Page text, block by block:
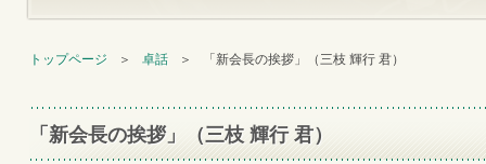
トップページ ＞ 卓話 ＞ 「新会長の挨拶」（三枝 輝行 君）
「新会長の挨拶」（三枝 輝行 君）